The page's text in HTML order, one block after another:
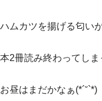
ハムカツを揚げる匂い
本2冊読み終わってし
お昼はまだかなぁ(*´˘`*)